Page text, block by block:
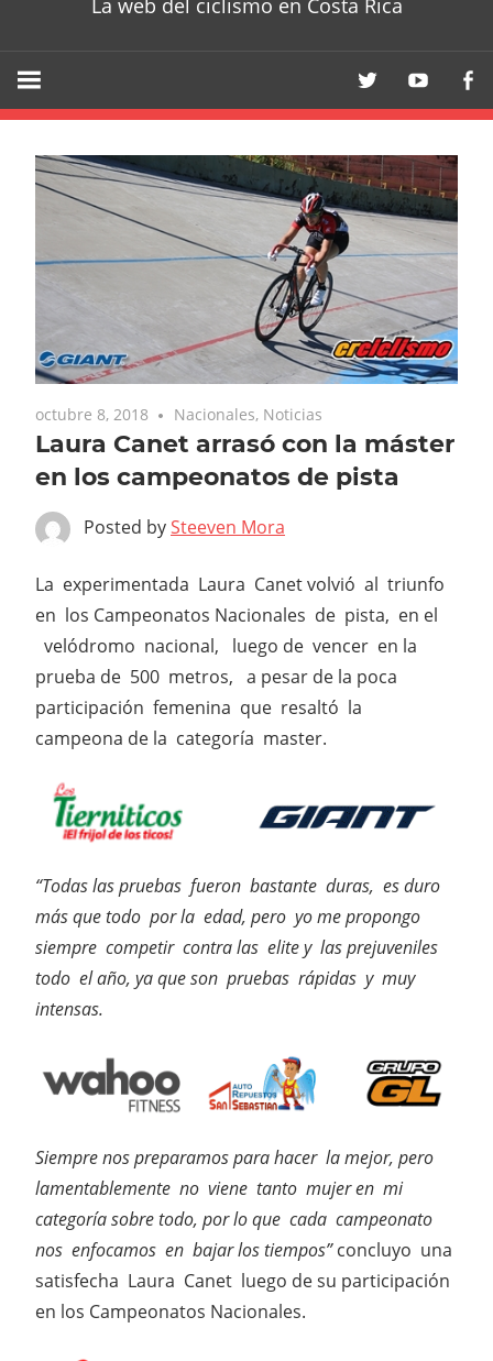
La web del ciclismo en Costa Rica
octubre 8, 2018 Nacionales, Noticias
Laura Canet arrasó con la máster
en los campeonatos de pista
Posted bySteeven Mora
La experimentada Laura Canet volvió al triunfo
en los Campeonatos Nacionales de pista, en el
velódromo nacional, luego de vencer en la
prueba de 500 metros, a pesar de la poca
participación femenina que resaltó la
campeona de la categoría master.
“Todas las pruebas fueron bastante duras, es duro
más que todo por la edad, pero yo me propongo
siempre competir contra las elite y las prejuveniles
todo el año, ya que son pruebas rápidas y muy
intensas.
Siempre nos preparamos para hacer la mejor, pero
lamentablemente no viene tanto mujer en mi
categoría sobre todo, por lo que cada campeonato
nos enfocamos en bajar los tiempos”concluyo una
satisfecha Laura Canet luego de su participación
en los Campeonatos Nacionales.